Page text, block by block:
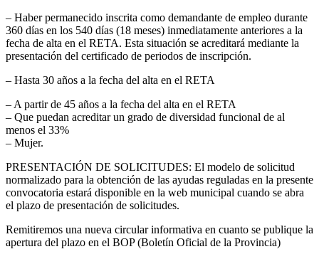
– Haber permanecido inscrita como demandante de empleo durante
360 días en los 540 días (18 meses) inmediatamente anteriores a la
fecha de alta en el RETA. Esta situación se acreditará mediante la
presentación del certificado de periodos de inscripción.
– Hasta 30 años a la fecha del alta en el RETA
– A partir de 45 años a la fecha del alta en el RETA
– Que puedan acreditar un grado de diversidad funcional de al
menos el 33%
– Mujer.
PRESENTACIÓN DE SOLICITUDES: El modelo de solicitud
normalizado para la obtención de las ayudas reguladas en la presente
convocatoria estará disponible en la web municipal cuando se abra
el plazo de presentación de solicitudes.
Remitiremos una nueva circular informativa en cuanto se publique la
apertura del plazo en el BOP (Boletín Oficial de la Provincia)